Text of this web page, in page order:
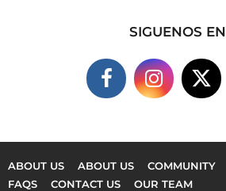
SIGUENOS EN
ABOUT US ABOUT US COMMUNITY
FAQS
CONTACT US OUR TEAM